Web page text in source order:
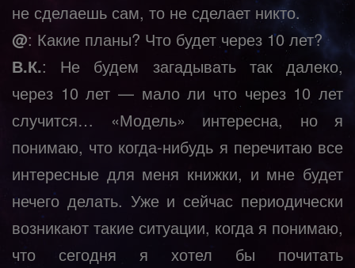
не сделаешь сам, то не сделает никто.
@: Какие планы? Что будет через 10 лет?
В.К.: Не будем загадывать так далеко,
через 10 лет — мало ли что через 10 лет
случится… «Модель» интересна, но я
понимаю, что когда-нибудь я перечитаю все
интересные для меня книжки, и мне будет
нечего делать. Уже и сейчас периодически
возникают такие ситуации, когда я понимаю,
что сегодня я хотел бы почитать